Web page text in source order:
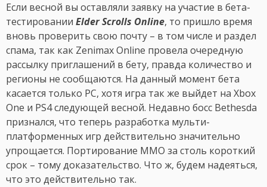
Если весной вы оставляли заявку на участие в бета-
тестировании Elder Scrolls Online, то пришло время
вновь проверить свою почту – в том числе и раздел
спама, так как Zenimax Online провела очередную
рассылку приглашений в бету, правда количество и
регионы не сообщаются. На данный момент бета
касается только PC, хотя игра так же выйдет на Xbox
One и PS4 следующей весной. Недавно босс Bethesda
признался, что теперь разработка мульти-
платформенных игр действительно значительно
упрощается. Портирование MMO за столь короткий
срок – тому доказательство. Что ж, будем надеяться,
что это действительно так.